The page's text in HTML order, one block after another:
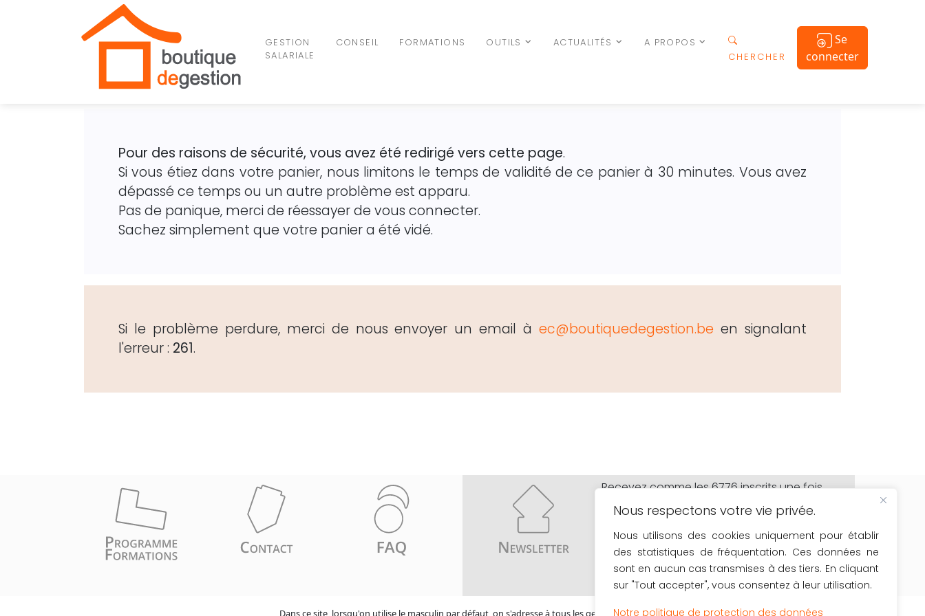
Nous respectons votre vie privée.
Nous utilisons des cookies uniquement pour établir
des statistiques de fréquentation. Ces données ne
sont en aucun cas transmises à des tiers. En cliquant
sur "Tout accepter", vous consentez à leur utilisation.
Notre politique de protection des données
GESTION
SALARIALE
CONSEIL FORMATIONS OUTILS ACTUALITÉS
A PROPOS
CHERCHER
Se
connecter
Pour des raisons de sécurité, vous avez été redirigé vers cette page.
Si vous étiez dans votre panier, nous limitons le temps de validité de ce panier à 30 minutes. Vous avez
dépassé ce temps ou un autre problème est apparu.
Pas de panique, merci de réessayer de vous connecter.
Sachez simplement que votre panier a été vidé.
Si le problème perdure, merci de nous envoyer un email àec@boutiquedegestion.be en signalant
l'erreur : 261.
Recevez comme les 6776 inscrits une fois
- les actualités du secteur
- le calendrier de nos formations
- les nouveaux outils à votre disposition
OK
Dans ce site, lorsqu'on utilise le masculin par défaut, on s'adresse à tous les genres (m/f/x)